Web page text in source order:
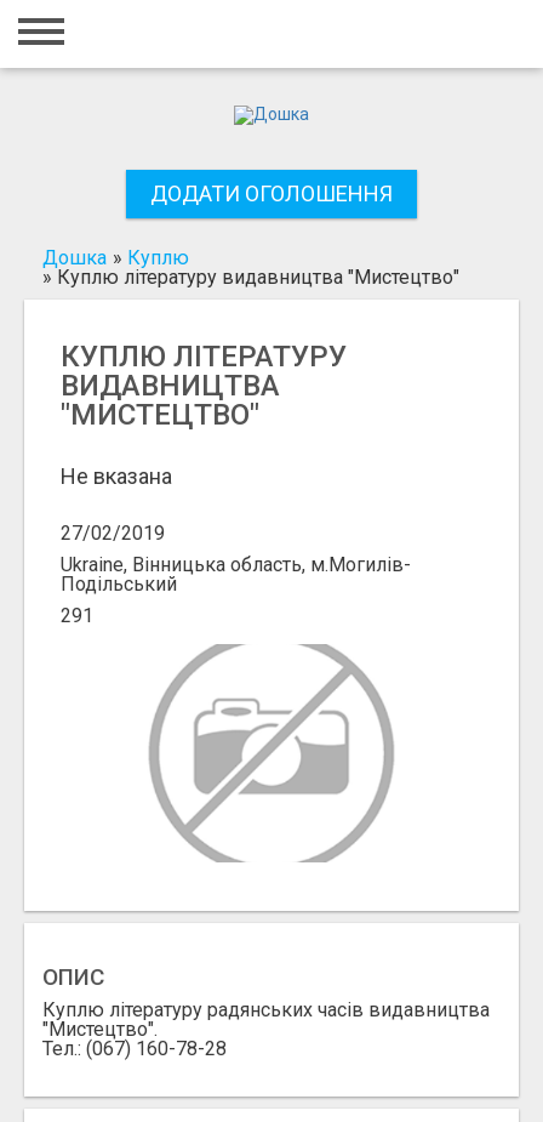
Головна
Додати оголошення
Пошук
ДОДАТИ ОГОЛОШЕННЯ
Дошка » Куплю
» Куплю літературу видавництва "Мистецтво"
КУПЛЮ ЛІТЕРАТУРУ
ВИДАВНИЦТВА
"МИСТЕЦТВО"
Не вказана
27/02/2019
Ukraine, Вінницька область, м.Могилів-
Подільський
291
ОПИС
Куплю літературу радянських часів видавництва
"Мистецтво".
Тел.: (067) 160-78-28